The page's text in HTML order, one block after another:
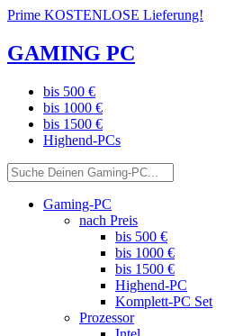
Prime KOSTENLOSE Lieferung!
GAMING PC
bis 500 €
bis 1000 €
bis 1500 €
Highend-PCs
Gaming-PC
nach Preis
bis 500 €
bis 1000 €
bis 1500 €
Highend-PC
Komplett-PC Set
Prozessor